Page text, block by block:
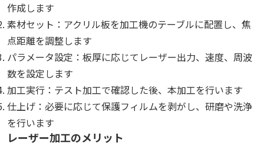
作成します
素材セット：アクリル板を加工機のテーブルに配置し、焦
点距離を調整します
パラメータ設定：板厚に応じてレーザー出力、速度、周波
数を設定します
加工実行：テスト加工で確認した後、本加工を行います
仕上げ：必要に応じて保護フィルムを剥がし、研磨や洗浄
を行います
レーザー加工のメリット